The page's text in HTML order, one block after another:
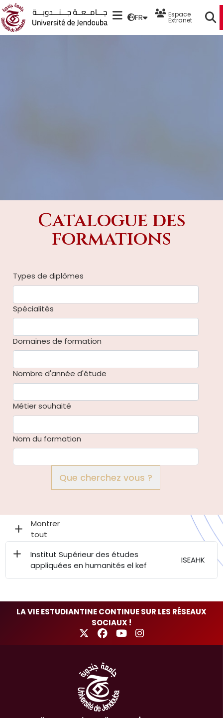
FR Espace
Extranet
Catalogue des
formations
Types de diplômes
Spécialités
Domaines de formation
Nombre d'année d'étude
Métier souhaité
Nom du formation
Que cherchez vous ?
Institut Supérieur des études
appliquées en humanités el kef
ISEAHK
LA VIE ESTUDIANTINE CONTINUE SUR LES RÉSEAUX
SOCIAUX !